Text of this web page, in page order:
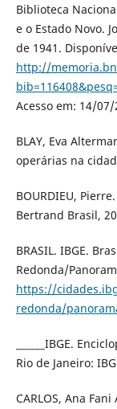
Biblioteca
e o Estado Novo.
de 1941.
http://
Acesso em: 14/07/
BLAY, Eva
operárias na
BOURDIEU,
Bertrand Brasil,
BRASIL. IBGE.
Redonda/
https://
redonda/
______IBGE.
Rio de Janeiro:
CARLOS, Ana